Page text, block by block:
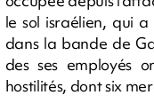
le sol israélien, qui
dans la bande de
des ses employés
hostilités, dont six